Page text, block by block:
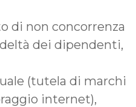
di non concorrenza
dei dipendenti,
(tutela di marchi
internet),